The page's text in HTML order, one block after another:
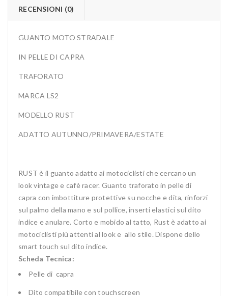
RECENSIONI (0)
GUANTO MOTO STRADALE
IN PELLE DI CAPRA
TRAFORATO
MARCA LS2
MODELLO RUST
ADATTO AUTUNNO/PRIMAVERA/ESTATE
RUST è il guanto adatto ai motociclisti che cercano un
look vintage e cafè racer. Guanto traforato in pelle di
capra con imbottiture protettive su nocche e dita, rinforzi
sul palmo della mano e sul pollice, inserti elastici sul dito
indice e anulare. Corto e mobido al tatto, Rust è adatto ai
motociclisti più attenti al look e allo stile. Dispone dello
smart touch sul dito indice.
Scheda Tecnica:
Pelle di capra
Dito compatibile con touchscreen